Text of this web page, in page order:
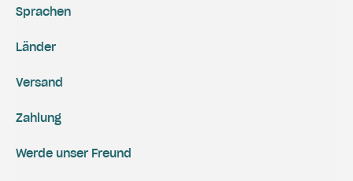
Versand
Zahlung
Werde unser Freund
Sprachen
Länder